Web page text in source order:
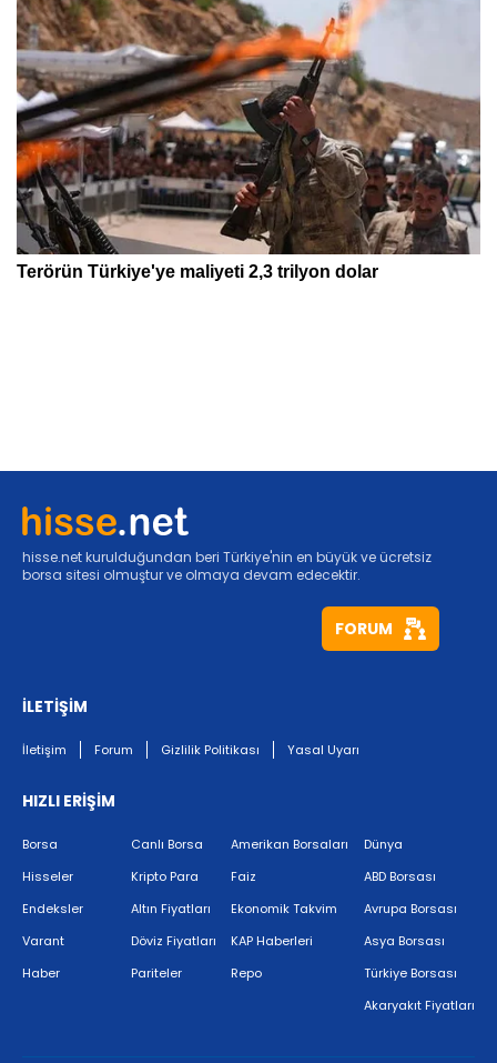
hisse.net kurulduğundan beri Türkiye'nin en büyük ve ücretsiz
borsa sitesi olmuştur ve olmaya devam edecektir.
FORUM
İLETİŞİM
İletişim Forum Gizlilik Politikası Yasal Uyarı
HIZLI ERİŞİM
Borsa
Hisseler
Endeksler
Varant
Haber
Canlı Borsa
Kripto Para
Altın Fiyatları
Döviz Fiyatları
Pariteler
Amerikan Borsaları
Faiz
Ekonomik Takvim
KAP Haberleri
Repo
Dünya
ABD Borsası
Avrupa Borsası
Asya Borsası
Türkiye Borsası
Akaryakıt Fiyatları